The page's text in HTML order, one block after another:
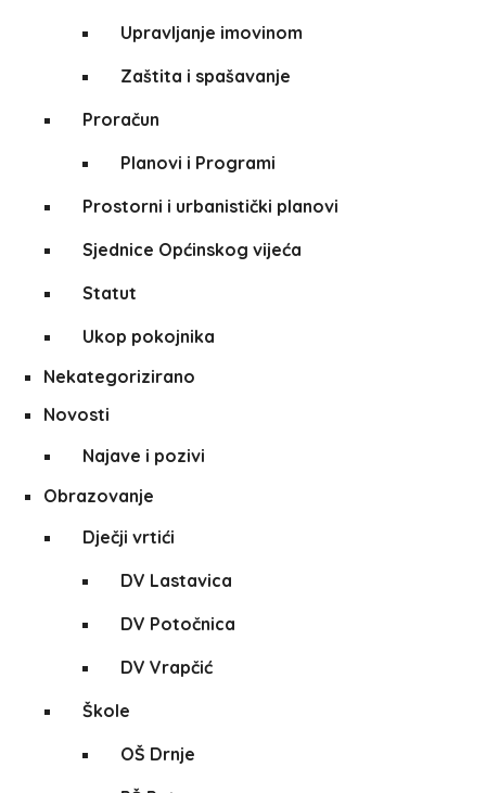
Upravljanje imovinom
Zaštita i spašavanje
Proračun
Planovi i Programi
Prostorni i urbanistički planovi
Sjednice Općinskog vijeća
Statut
Ukop pokojnika
Nekategorizirano
Novosti
Najave i pozivi
Obrazovanje
Dječji vrtići
DV Lastavica
DV Potočnica
DV Vrapčić
Škole
OŠ Drnje